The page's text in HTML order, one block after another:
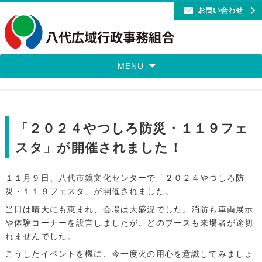
MENU
「２０２４やつしろ防災・１１９フェ
スタ」が開催されました！
１１月９日、八代市鏡文化センターで「２０２４やつしろ防
災・１１９フェスタ」が開催されました。
当日は晴天にも恵まれ、会場は大盛況でした。消防も車両展示
や体験コーナーを設営しましたが、どのブースも来場者が途切
れませんでした。
こうしたイベントを機に、今一度火の用心を意識してみましょ